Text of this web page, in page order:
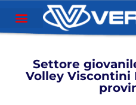
Settore
Volley Viscontini